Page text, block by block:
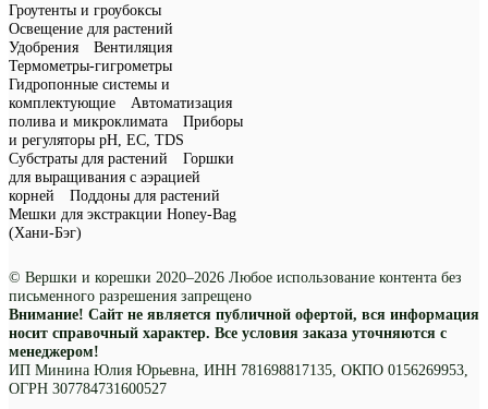
Гроутенты и гроубоксы
Освещение для растений
Удобрения
Вентиляция
Термометры-гигрометры
Гидропонные системы и
комплектующие
Автоматизация
полива и микроклимата
Приборы
и регуляторы рН, EC, TDS
Субстраты для растений
Горшки
для выращивания с аэрацией
корней
Поддоны для растений
Мешки для экстракции Honey-Bag
(Хани-Бэг)
© Вершки и корешки 2020–2026 Любое использование контента без
письменного разрешения запрещено
Внимание! Сайт не является публичной офертой, вся информация
носит справочный характер. Все условия заказа уточняются с
менеджером!
ИП Минина Юлия Юрьевна, ИНН 781698817135, ОКПО 0156269953,
ОГРН 307784731600527